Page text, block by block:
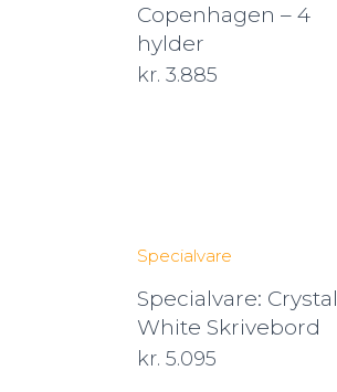
Copenhagen – 4
hylder
kr. 3.885
Specialvare
Specialvare: Crystal
White Skrivebord
kr. 5.095